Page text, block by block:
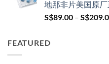
地那非片美国原
S$89.00 – S$
FEATURED